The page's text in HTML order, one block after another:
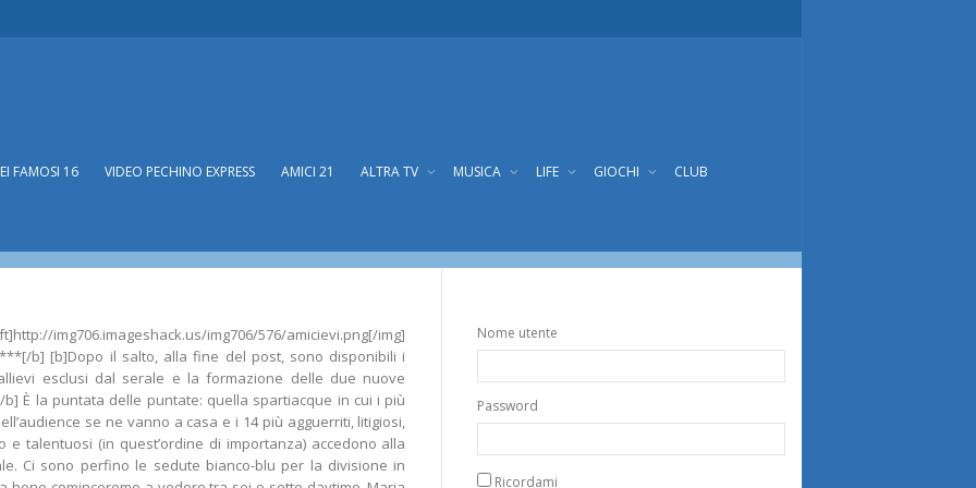
FAMOSI 16 VIDEO PECHINO EXPRESS AMICI 21 ALTRA TV MUSICA LIFE GIOCHI CLUB
Bianchi e Blu!
img706/576/amicievi.png[/img]
b] [b]Dopo il salto, alla fine del post, sono disponibili i
esclusi dal serale e la formazione delle due nuove
b] È la puntata delle puntate: quella spartiacque in cui i più
se ne vanno a casa e i 14 più agguerriti, litigiosi,
e talentuosi (in quest’ordine di importanza) accedono alla
Ci sono perfino le sedute bianco-blu per la divisione in
Nome utente
Password
Ricordami